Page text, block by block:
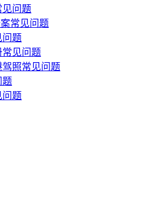
问题
常见问题
问题
见问题
驾照常见问题
题
问题